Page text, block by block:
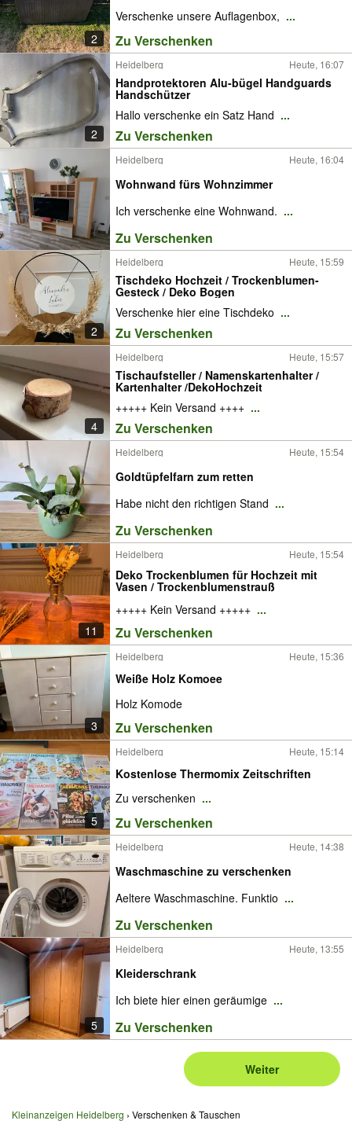
2
Verschenke unsere Auflagenbox, ...
Zu Verschenken
2
Heidelberg Heute, 16:07
Handprotektoren Alu-bügel Handguards
Handschützer
Hallo verschenke ein Satz Hand ...
Zu Verschenken
Heidelberg Heute, 16:04
Wohnwand fürs Wohnzimmer
Ich verschenke eine Wohnwand. ...
Zu Verschenken
2
Heidelberg Heute, 15:59
Tischdeko Hochzeit / Trockenblumen-
Gesteck / Deko Bogen
Verschenke hier eine Tischdeko ...
Zu Verschenken
4
Heidelberg Heute, 15:57
Tischaufsteller / Namenskartenhalter /
Kartenhalter /DekoHochzeit
+++++ Kein Versand ++++ ...
Zu Verschenken
Heidelberg Heute, 15:54
Goldtüpfelfarn zum retten
Habe nicht den richtigen Stand ...
Zu Verschenken
11
Heidelberg Heute, 15:54
Deko Trockenblumen für Hochzeit mit
Vasen / Trockenblumenstrauß
+++++ Kein Versand +++++ ...
Zu Verschenken
3
Heidelberg Heute, 15:36
Weiße Holz Komoee
Holz Komode
Zu Verschenken
5
Heidelberg Heute, 15:14
Kostenlose Thermomix Zeitschriften
Zu verschenken ...
Zu Verschenken
Heidelberg Heute, 14:38
Waschmaschine zu verschenken
Aeltere Waschmaschine. Funktio ...
Zu Verschenken
5
Heidelberg Heute, 13:55
Kleiderschrank
Ich biete hier einen geräumige ...
Zu Verschenken
Weiter
Kleinanzeigen Heidelberg Verschenken & Tauschen